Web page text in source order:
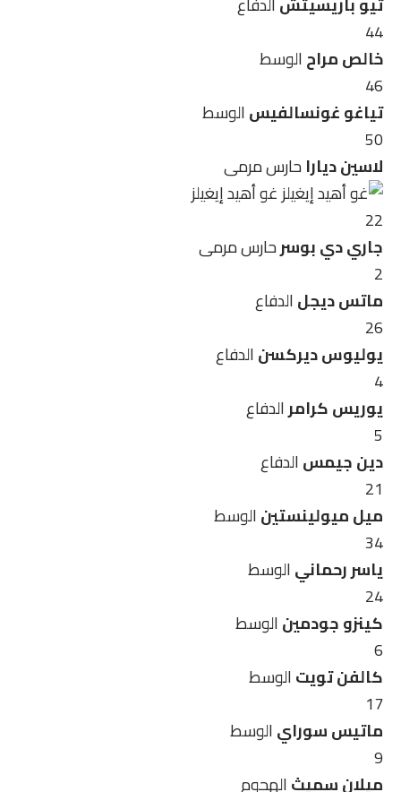
44
خالص مراحالوسط
46
تياغو غونسالفيسالوسط
50
لاسين دياراحارس مرمى
غو أهيد إيغيلز
22
جاري دي بوسرحارس مرمى
2
ماتس ديجلالدفاع
26
يوليوس ديركسنالدفاع
4
يوريس كرامرالدفاع
5
دين جيمسالدفاع
21
ميل ميولينستينالوسط
34
ياسر رحمانيالوسط
24
كينزو جودمينالوسط
6
كالفن تويتالوسط
17
ماتيس سورايالوسط
9
ميلان سميثالهجوم